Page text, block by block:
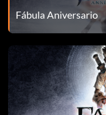
Fábula Aniversario